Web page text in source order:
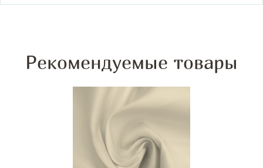
Рекомендуемые товары